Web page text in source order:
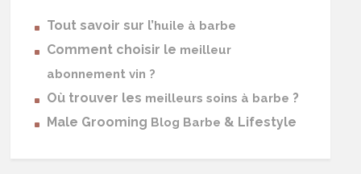
Tout savoir sur l’huile à barbe
Comment choisir le meilleur
abonnement vin ?
Où trouver les meilleurs soins à barbe ?
Male Grooming Blog Barbe & Lifestyle